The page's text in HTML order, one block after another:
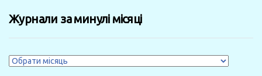
Журнали за минулі місяці
Журнали